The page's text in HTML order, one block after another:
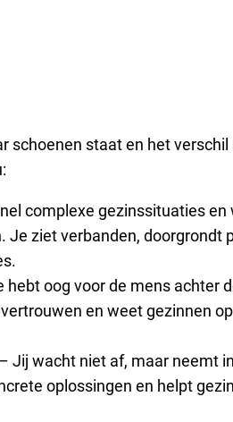
schoenen staat en het verschil
complexe gezinssituaties en
Je ziet verbanden, doorgrondt
hebt oog voor de mens achter
en weet gezinnen
– Jij wacht niet af, maar neemt
oplossingen en helpt